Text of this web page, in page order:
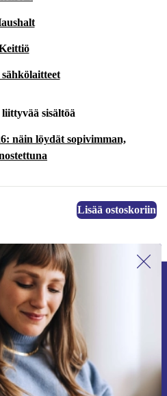
liittyvää sisältöä
näin löydät sopivimman,
Lisää ostoskoriin
kertaa uutiskirjeen
säästä 15 €!
yhtäkään tarjousta.